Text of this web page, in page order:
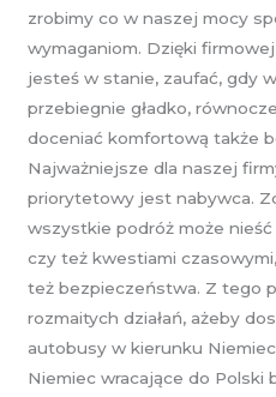
zrobimy co w naszej mocy
wymaganiom. Dzięki
jesteś w stanie, zaufać, gdy
przebiegnie gładko,
doceniać komfortową także
Najważniejsze dla naszej
priorytetowy jest nabywca.
wszystkie podróż może
czy też kwestiami
też bezpieczeństwa. Z tego
rozmaitych działań, ażeby
autobusy w kierunku
Niemiec wracające do Polski